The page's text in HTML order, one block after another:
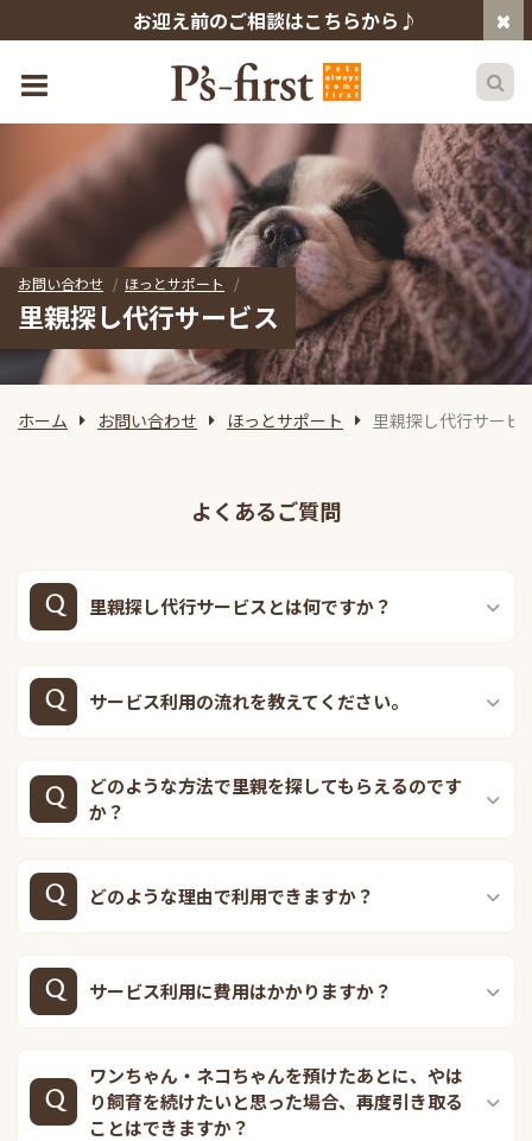
お迎え前のご相談はこちらから♪
お問い合わせ ほっとサポート
里親探し代行サービス
ホーム お問い合わせ ほっとサポート 里親探し代行サービ
よくあるご質問
里親探し代行サービスとは何ですか？
サービス利用の流れを教えてください。
どのような方法で里親を探してもらえるのです
か？
どのような理由で利用できますか？
サービス利用に費用はかかりますか？
ワンちゃん・ネコちゃんを預けたあとに、やは
り飼育を続けたいと思った場合、再度引き取る
ことはできますか？